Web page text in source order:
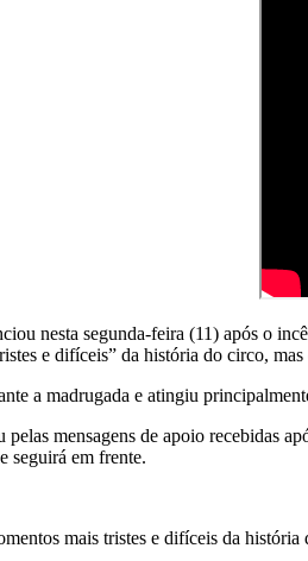
nesta segunda-feira (11) após o
e difíceis” da história do circo,
a madrugada e atingiu
pelas mensagens de apoio recebidas
seguirá em frente.
mais tristes e difíceis da